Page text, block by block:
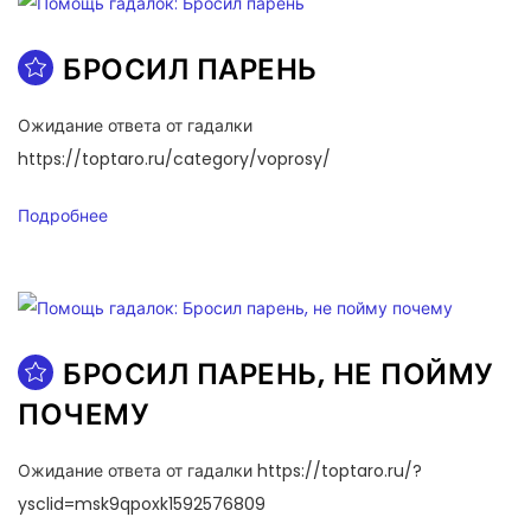
БРОСИЛ ПАРЕНЬ
Ожидание ответа от гадалки
https://toptaro.ru/category/voprosy/
Подробнее
БРОСИЛ ПАРЕНЬ, НЕ ПОЙМУ
ПОЧЕМУ
Ожидание ответа от гадалки https://toptaro.ru/?
ysclid=msk9qpoxk1592576809